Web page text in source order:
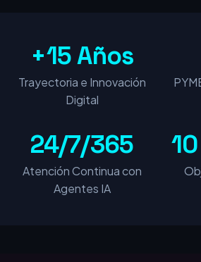
+15 Años
Trayectoria e Innovación
Digital
24/7/365
Atención Continua con
Agentes IA